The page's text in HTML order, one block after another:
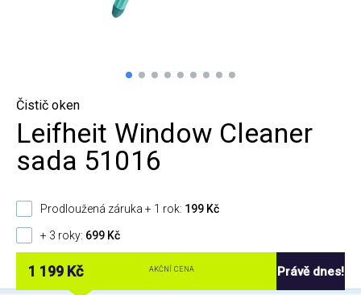
Čistič oken
Leifheit Window Cleaner
sada 51016
Prodloužená záruka + 1 rok: 199 Kč
+ 3 roky: 699 Kč
1 199 Kč AKČNÍ CENA Právě dnes!